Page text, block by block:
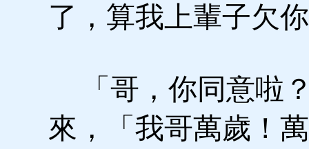
了，算我上輩子欠
「哥，你同意啦
來，「我哥萬歲！